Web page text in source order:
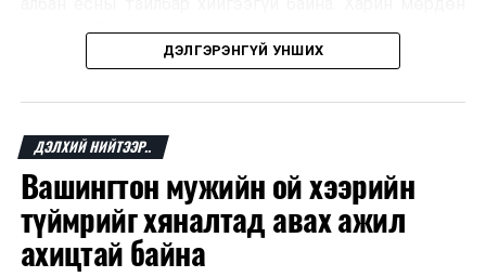
шалгах байгууллага олон нийтэд аюултай аргаар
хүний амь насанд халдахыг завдсан гэх үндэслэлээр
мэдээлжээ.
“Уралдронзавод” компани 2023 онд Екатеринбург
хотод байгуулагдсан бөгөөд нисгэгчгүй нисэх
төхөөрөмж үйлдвэрлэдэг аж. Тус компанийн 2025
оны орлого 6.2 тэрбум рубль, цэвэр ашиг нь 1.9
тэрбум рубльд хүрсэн гэж РБК мэдээлсэн байна.
ДЭЛГЭРЭНГҮЙ УНШИХ
ДЭЛХИЙ НИЙТЭЭР..
Вашингтон мужийн ой хээрийн
түймрийг хяналтад авах ажил
ахицтай байна